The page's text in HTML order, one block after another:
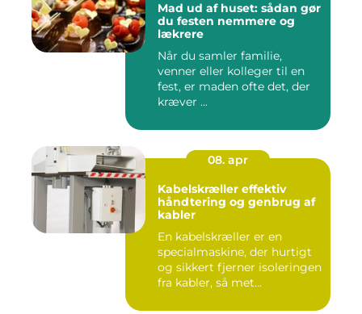
Mad ud af huset: sådan gør
du festen nemmere og
lækrere
Når du samler familie,
venner eller kolleger til en
fest, er maden ofte det, der
kræver ...
08. apr
Kabelskræller effektiv
håndtering og genbrug af
kabler
En kabelskræller er en
specialmaskine, der hurtigt
og sikkert fjerner isoleringen
fra kabler, så met...